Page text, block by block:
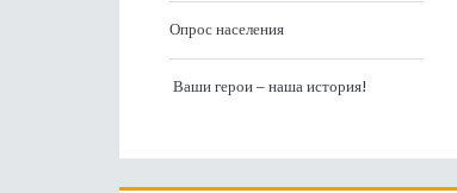
Опрос населения
Ваши герои – наша история!